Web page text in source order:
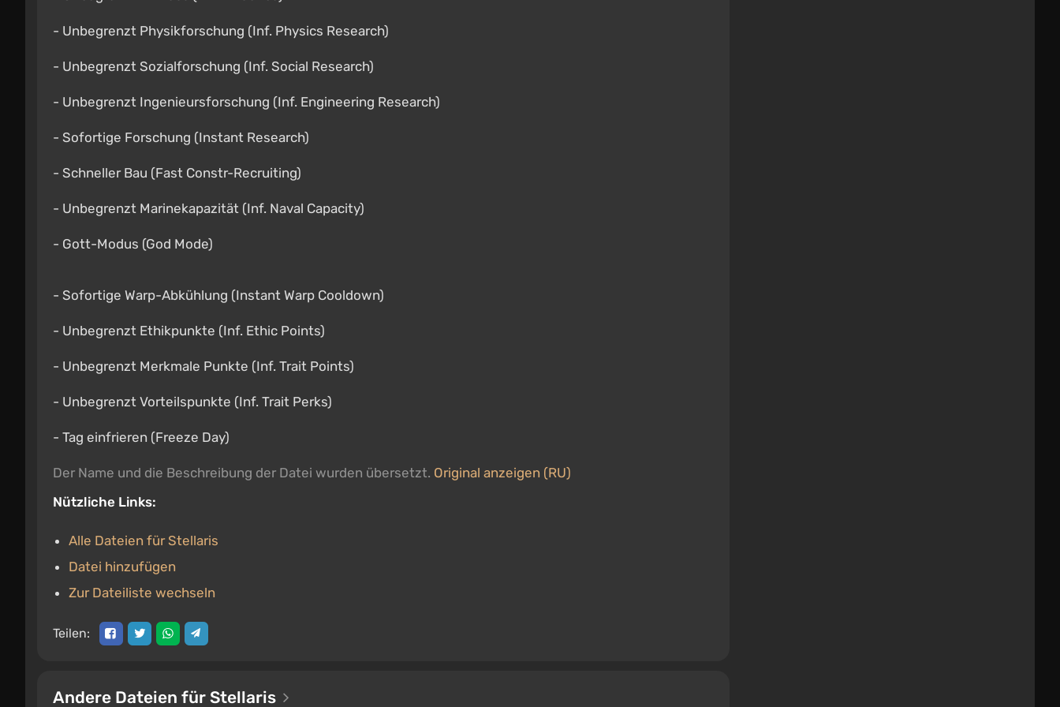
- Unbegrenzt Physikforschung (Inf. Physics Research)
- Unbegrenzt Sozialforschung (Inf. Social Research)
- Unbegrenzt Ingenieursforschung (Inf. Engineering Research)
- Sofortige Forschung (Instant Research)
- Schneller Bau (Fast Constr-Recruiting)
- Unbegrenzt Marinekapazität (Inf. Naval Capacity)
- Gott-Modus (God Mode)
- Sofortige Warp-Abkühlung (Instant Warp Cooldown)
- Unbegrenzt Ethikpunkte (Inf. Ethic Points)
- Unbegrenzt Merkmale Punkte (Inf. Trait Points)
- Unbegrenzt Vorteilspunkte (Inf. Trait Perks)
- Tag einfrieren (Freeze Day)
Der Name und die Beschreibung der Datei wurden übersetzt. Original anzeigen (RU)
Nützliche Links:
Alle Dateien für Stellaris
Datei hinzufügen
Zur Dateiliste wechseln
Teilen:
Andere Dateien für Stellaris